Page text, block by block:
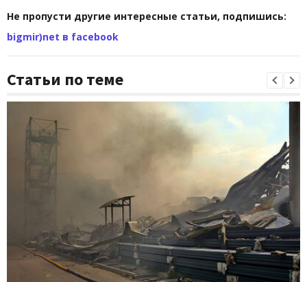
Не пропусти другие интересные статьи, подпишись:
bigmir)net в facebook
Статьи по теме